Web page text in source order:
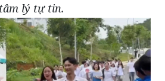
tâm lý tự tin.